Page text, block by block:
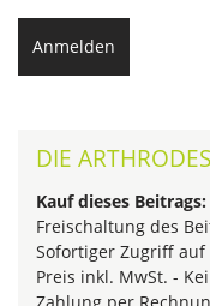
Anmelden
DIE
Kauf dieses Beitrags:
Freischaltung des
Sofortiger Zugriff auf
Preis inkl. MwSt. -